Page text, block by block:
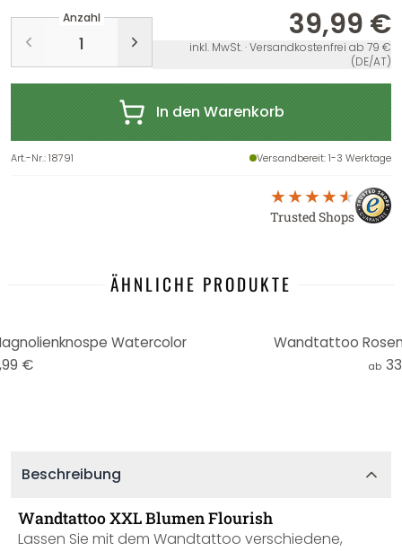
Anzahl 39,99 €
inkl. MwSt. · Versandkostenfrei ab 79 €
(DE/AT)
In den Warenkorb
Art.-Nr.:18791 Versandbereit: 1-3 Werktage
Trusted Shops
ÄHNLICHE PRODUKTE
Watercolor
€
Wandtattoo
ab
Beschreibung
Wandtattoo XXL Blumen Flourish
Lassen Sie mit dem Wandtattoo verschiedene,